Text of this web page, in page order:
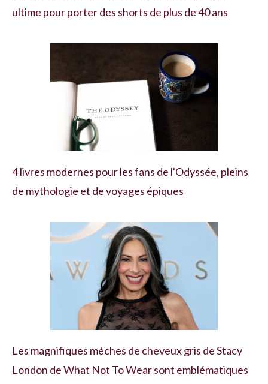
ultime pour porter des shorts de plus de 40 ans
4 livres modernes pour les fans de l'Odyssée, pleins
de mythologie et de voyages épiques
Les magnifiques mèches de cheveux gris de Stacy
London de What Not To Wear sont emblématiques